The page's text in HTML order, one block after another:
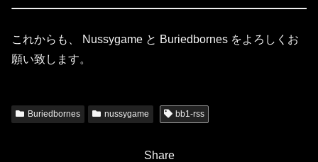
これからも、 Nussygame と Buriedbornes をよろしくお
願い致します。
Buriedbornes nussygame bb1-rss
Share